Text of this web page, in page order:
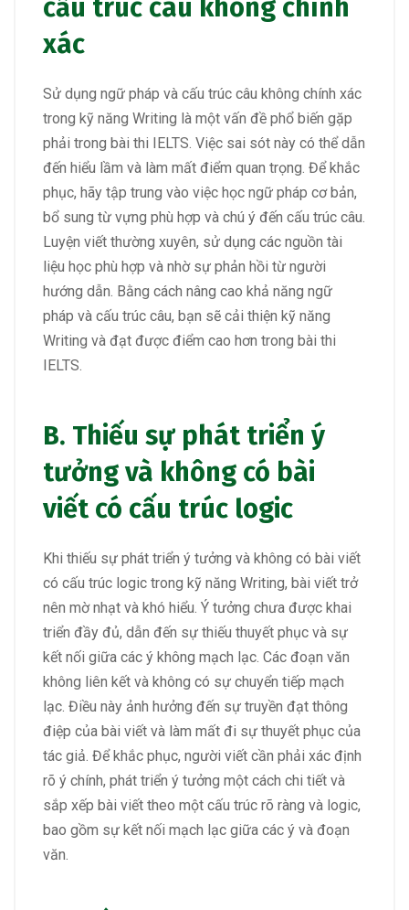
cấu trúc câu không chính
xác
Sử dụng ngữ pháp và cấu trúc câu không chính xác
trong kỹ năng Writing là một vấn đề phổ biến gặp
phải trong bài thi IELTS. Việc sai sót này có thể dẫn
đến hiểu lầm và làm mất điểm quan trọng. Để khắc
phục, hãy tập trung vào việc học ngữ pháp cơ bản,
bổ sung từ vựng phù hợp và chú ý đến cấu trúc câu.
Luyện viết thường xuyên, sử dụng các nguồn tài
liệu học phù hợp và nhờ sự phản hồi từ người
hướng dẫn. Bằng cách nâng cao khả năng ngữ
pháp và cấu trúc câu, bạn sẽ cải thiện kỹ năng
Writing và đạt được điểm cao hơn trong bài thi
IELTS.
B. Thiếu sự phát triển ý
tưởng và không có bài
viết có cấu trúc logic
Khi thiếu sự phát triển ý tưởng và không có bài viết
có cấu trúc logic trong kỹ năng Writing, bài viết trở
nên mờ nhạt và khó hiểu. Ý tưởng chưa được khai
triển đầy đủ, dẫn đến sự thiếu thuyết phục và sự
kết nối giữa các ý không mạch lạc. Các đoạn văn
không liên kết và không có sự chuyển tiếp mạch
lạc. Điều này ảnh hưởng đến sự truyền đạt thông
điệp của bài viết và làm mất đi sự thuyết phục của
tác giả. Để khắc phục, người viết cần phải xác định
rõ ý chính, phát triển ý tưởng một cách chi tiết và
sắp xếp bài viết theo một cấu trúc rõ ràng và logic,
bao gồm sự kết nối mạch lạc giữa các ý và đoạn
văn.